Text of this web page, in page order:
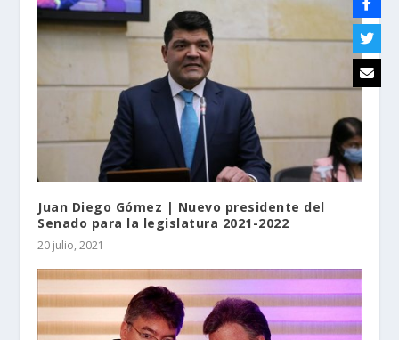
Juan Diego Gómez | Nuevo presidente del
Senado para la legislatura 2021-2022
20 julio, 2021